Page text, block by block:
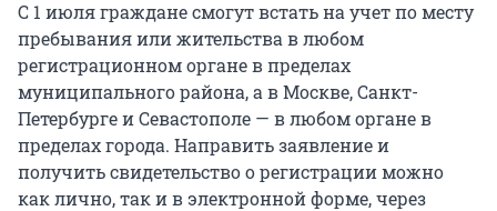
С 1 июля граждане смогут встать на учет по месту
пребывания или жительства в любом
регистрационном органе в пределах
муниципального района, а в Москве, Санкт-
Петербурге и Севастополе — в любом органе в
пределах города. Направить заявление и
получить свидетельство о регистрации можно
как лично, так и в электронной форме, через